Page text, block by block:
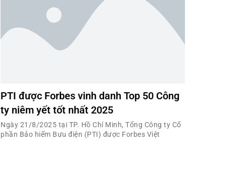
PTI được Forbes vinh danh Top 50 Công
ty niêm yết tốt nhất 2025
Ngày 21/8/2025 tại TP. Hồ Chí Minh, Tổng Công ty Cổ
phần Bảo hiểm Bưu điện (PTI) được Forbes Việt